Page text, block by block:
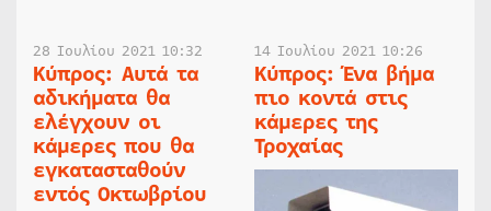
28 Ιουλίου 2021 10:32
Κύπρος: Αυτά τα
αδικήματα θα
ελέγχουν οι
κάμερες που θα
εγκατασταθούν
εντός Οκτωβρίου
14 Ιουλίου 2021 10:26
Κύπρος: Ένα βήμα
πιο κοντά στις
κάμερες της
Τροχαίας